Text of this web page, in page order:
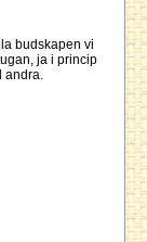
budskapen vi
ja i princip
andra.